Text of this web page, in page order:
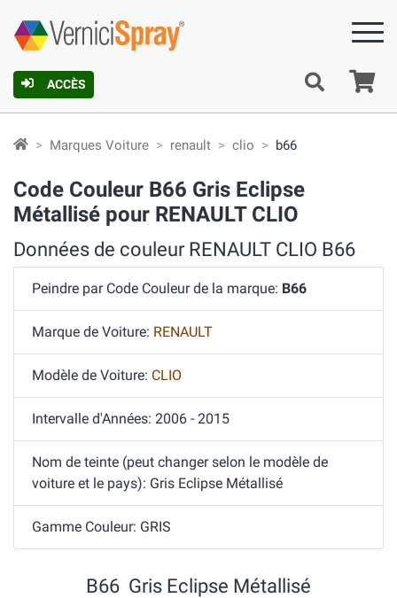
ACCÈS
Marques Voiture renault clio b66
Code Couleur B66 Gris Eclipse
Métallisé pour RENAULT CLIO
Données de couleur RENAULT CLIO B66
Peindre par Code Couleur de la marque: B66
Marque de Voiture: RENAULT
Modèle de Voiture: CLIO
Intervalle d'Années: 2006 - 2015
Nom de teinte (peut changer selon le modèle de
voiture et le pays): Gris Eclipse Métallisé
Gamme Couleur: GRIS
B66 Gris Eclipse Métallisé